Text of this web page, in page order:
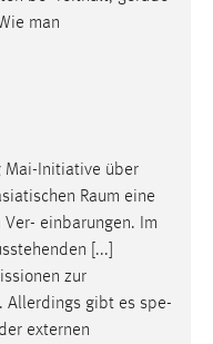
man
Mai-Initiative über
Raum eine
einbarungen. Im
[...]
zur
Allerdings gibt es spe-
externen